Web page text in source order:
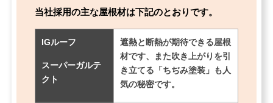
当社採用の主な屋根材は下記のとおりです。
IGルーフ
スーパーガルテ
クト
遮熱と断熱が期待できる屋根
材です、また吹き上がりを引
き立てる「ちぢみ塗装」も人
気の秘密です。